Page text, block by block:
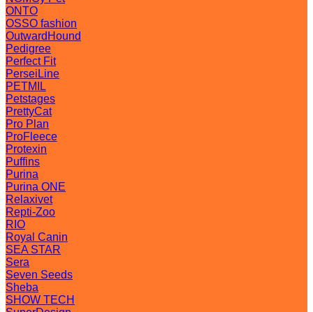
ONTO
OSSO fashion
OutwardHound
Pedigree
Perfect Fit
PerseiLine
PETMIL
Petstages
PrettyCat
Pro Plan
ProFleece
Protexin
Puffins
Purina
Purina ONE
Relaxivet
Repti-Zoo
RIO
Royal Canin
SEA STAR
Sera
Seven Seeds
Sheba
SHOW TECH